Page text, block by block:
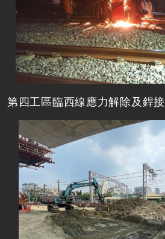
第四工區臨西線應力解除及銲接